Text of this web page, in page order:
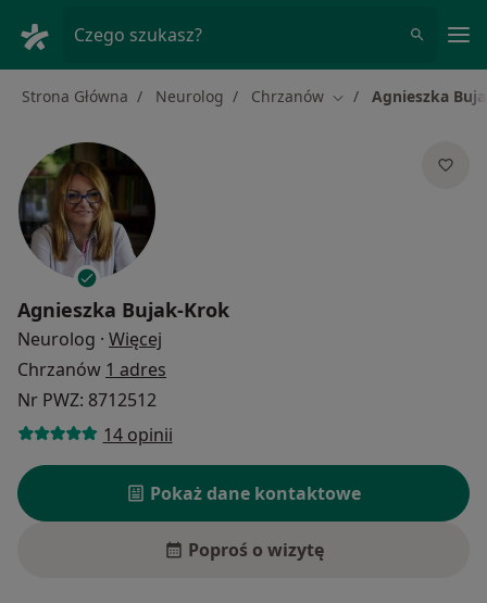
Czego szukasz?
Strona Główna Neurolog Chrzanów Zmień miasto
Agnieszka
Agnieszka Bujak-Krok
Neurolog · Więcej
Chrzanów 1 adres
Nr PWZ: 8712512
14 opinii
Pokaż dane kontaktowe
Poproś o wizytę